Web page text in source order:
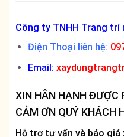
Công ty TNHH Trang trí
Điện Thoại liên hệ:
Email:
XIN HÂN HẠNH ĐƯỢC
CẢM ƠN QUÝ KHÁCH
Hỗ trợ tư vấn và báo giá